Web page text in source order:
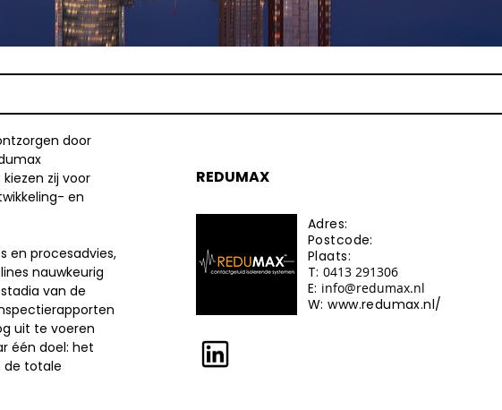
REDUMAX
Adres:
Postcode:
Plaats:
T:0413 291306
E: info@redumax.nl
W:www.redumax.nl/
door
zij voor
en
en procesadvies,
nauwkeurig
van de
uit te voeren
één doel: het
de totale